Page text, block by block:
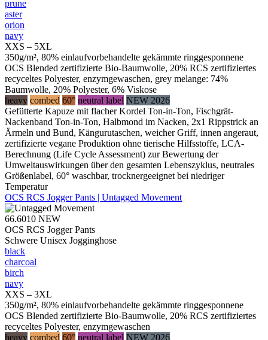
prune
aster
orion
navy
XXS – 5XL
350g/m², 80% einlaufvorbehandelte gekämmte ringgesponnene
OCS Blended zertifizierte Bio-Baumwolle, 20% RCS zertifiziertes
recyceltes Polyester, enzymgewaschen, grey melange: 74%
Baumwolle, 20% Polyester, 6% Viskose
heavy combed 60° neutral label NEW 2026
Gefütterte Kapuze mit flacher Kordel Ton-in-Ton, Fischgrät-
Nackenband Ton-in-Ton, Halbmond im Nacken, 2x1 Rippstrick an
Ärmeln und Bund, Kängurutaschen, weicher Griff, innen angeraut,
zertifizierte vegane Produktion ohne tierische Hilfsstoffe, LCA-
Berechnung (Life Cycle Assessment) zur Bewertung der
Umweltauswirkungen über den gesamten Lebenszyklus, neutrales
Größenlabel, 60° waschbar, trocknergeeignet bei niedriger
Temperatur
OCS RCS Jogger Pants | Untagged Movement
66.6010 NEW
OCS RCS Jogger Pants
Schwere Unisex Jogginghose
black
charcoal
birch
navy
XXS – 3XL
350g/m², 80% einlaufvorbehandelte gekämmte ringgesponnene
OCS Blended zertifizierte Bio-Baumwolle, 20% RCS zertifiziertes
recyceltes Polyester, enzymgewaschen
heavy combed 60° neutral label NEW 2026